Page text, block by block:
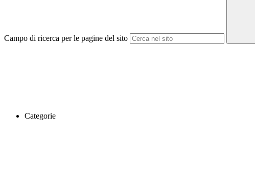
Campo di ricerca per le pagine del sito
Categorie